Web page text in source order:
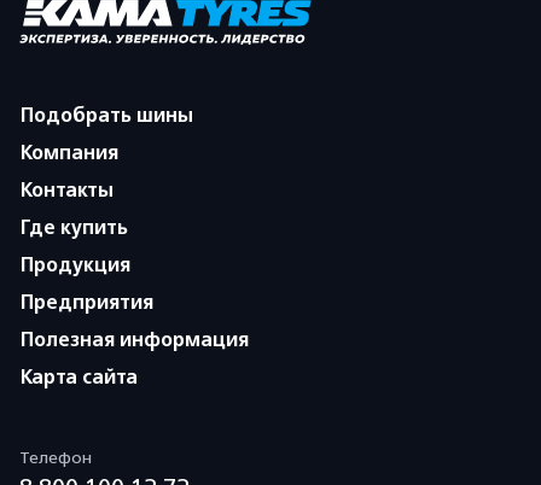
Подобрать шины
Компания
Контакты
Где купить
Продукция
Предприятия
Полезная информация
Карта сайта
Телефон